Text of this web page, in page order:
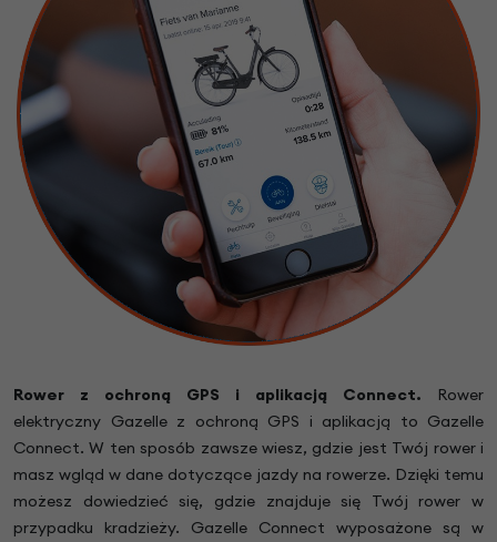
Rower z ochroną GPS i aplikacją Connect.
Rower
elektryczny Gazelle z ochroną GPS i aplikacją to Gazelle
Connect. W ten sposób zawsze wiesz, gdzie jest Twój rower i
masz wgląd w dane dotyczące jazdy na rowerze. Dzięki temu
możesz dowiedzieć się, gdzie znajduje się Twój rower w
przypadku kradzieży. Gazelle Connect wyposażone są w